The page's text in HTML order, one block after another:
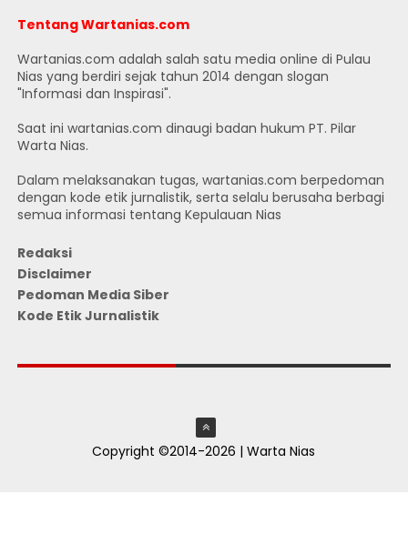
Tentang Wartanias.com
Wartanias.com adalah salah satu media online di Pulau
Nias yang berdiri sejak tahun 2014 dengan slogan
"Informasi dan Inspirasi".
Saat ini wartanias.com dinaugi badan hukum PT. Pilar
Warta Nias.
Dalam melaksanakan tugas, wartanias.com berpedoman
dengan kode etik jurnalistik, serta selalu berusaha berbagi
semua informasi tentang Kepulauan Nias
Redaksi
Disclaimer
Pedoman Media Siber
Kode Etik Jurnalistik
Copyright ©2014-2026 | Warta Nias